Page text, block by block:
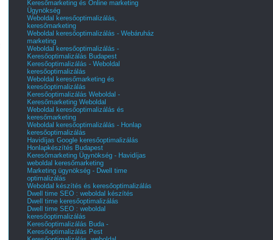
Keresőmarketing és Online marketing
Ügynökség
Weboldal keresőoptimalizálás,
keresőmarketing
Weboldal keresőoptimalizálás - Webáruház
marketing
Weboldal keresőoptimalizálás -
Keresőoptimalizálás Budapest
Keresőoptimalizálás - Weboldal
keresőoptimalizálás
Weboldal keresőmarketing és
keresőoptimalizálás
Keresőoptimalizálás Weboldal -
Keresőmarketing Weboldal
Weboldal keresőoptimalizálás és
keresőmarketing
Weboldal keresőoptimalizálás - Honlap
keresőoptimalizálás
Havidíjas Google keresőoptimalizálás
Honlapkészítés Budapest
Keresőmarketing Ügynökség - Havidíjas
weboldal keresőmarketing
Marketing ügynökség - Dwell time
optimalizálás
Weboldal készítés és keresőoptimalizálás
Dwell time SEO : weboldal készítés
Dwell time keresőoptimalizálás
Dwell time SEO : weboldal
keresőoptimalizálás
Keresőoptimalizálás Buda -
Keresőoptimalizálás Pest